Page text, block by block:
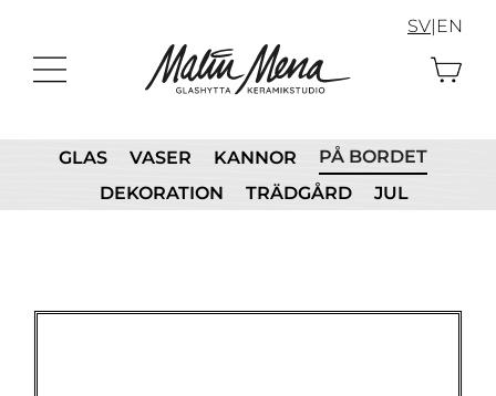
innehållet
SV| EN
GLAS VASER KANNOR
PÅ BORDET
DEKORATION
TRÄDGÅRD JUL